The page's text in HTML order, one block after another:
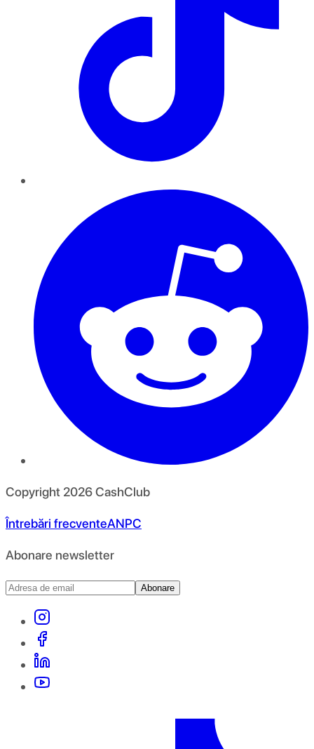
Copyright 2026CashClub
Întrebări frecventeANPC
Abonare newsletter
Abonare